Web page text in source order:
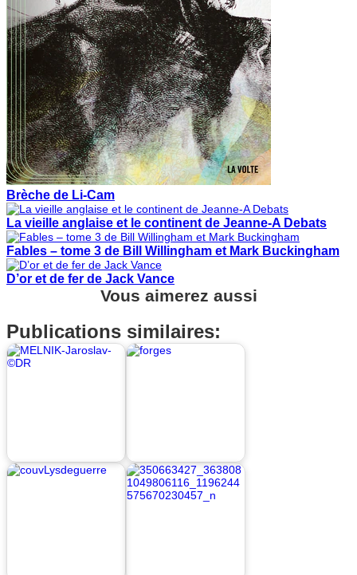
Brèche de Li-Cam
La vieille anglaise et le continent de Jeanne-A Debats
Fables – tome 3 de Bill Willingham et Mark Buckingham
D’or et de fer de Jack Vance
Vous aimerez aussi
Publications similaires: